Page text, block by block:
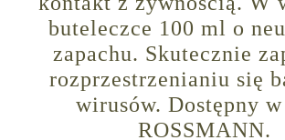
buteleczce 100 ml o
zapachu. Skutecznie
rozprzestrzenianiu się
wirusów. Dostępny
ROSSMANN.